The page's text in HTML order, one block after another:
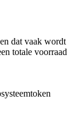
dat vaak wordt
totale voorraad